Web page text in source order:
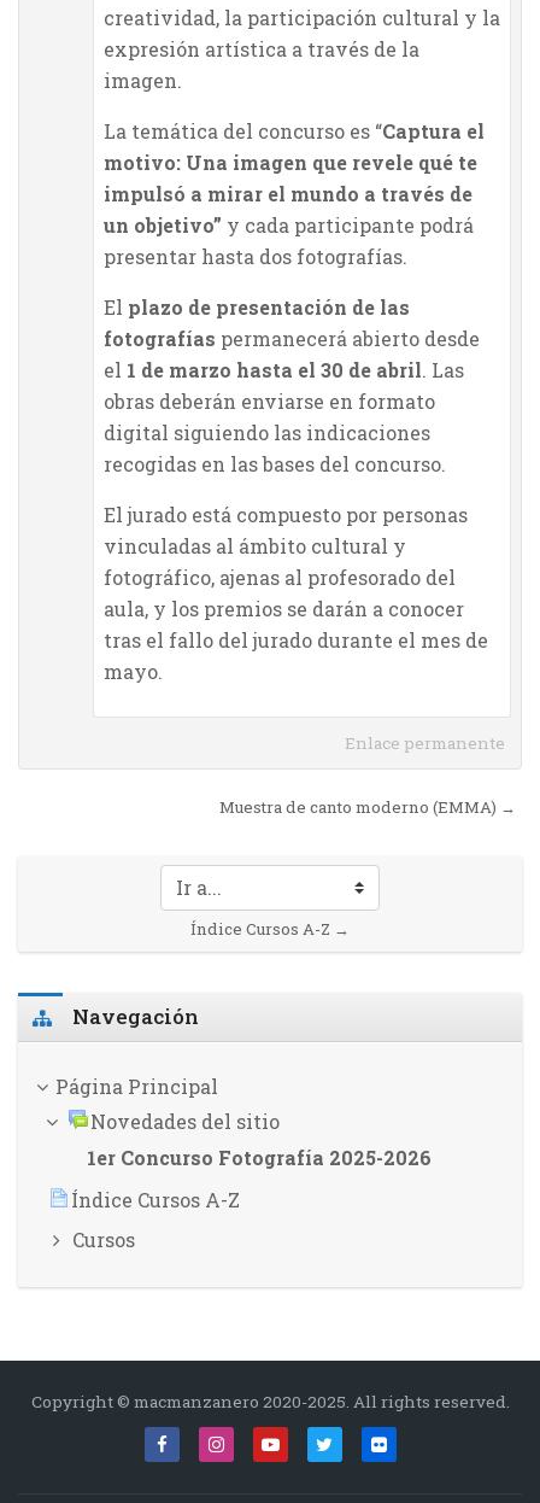
creatividad, la participación cultural y la
expresión artística a través de la
imagen.
La temática del concurso es “Captura el
motivo: Una imagen que revele qué te
impulsó a mirar el mundo a través de
un objetivo” y cada participante podrá
presentar hasta dos fotografías.
El plazo de presentación de las
fotografías permanecerá abierto desde
el 1 de marzo hasta el 30 de abril. Las
obras deberán enviarse en formato
digital siguiendo las indicaciones
recogidas en las bases del concurso.
El jurado está compuesto por personas
vinculadas al ámbito cultural y
fotográfico, ajenas al profesorado del
aula, y los premios se darán a conocer
tras el fallo del jurado durante el mes de
mayo.
Enlace permanente
Muestra de canto moderno (EMMA) →
Índice Cursos A-Z →
Salta Navegación
Navegación
Página Principal
Novedades del sitio
1er Concurso Fotografía 2025-2026
Índice Cursos A-Z
Cursos
Copyright © macmanzanero 2020-2025. All rights reserved.